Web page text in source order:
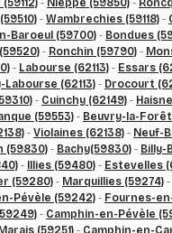
- Nieppe (59850) -
- Wambrechies (59118) -
Baroeul (59700) - Bondues
- Ronchin (59790) -
- Labourse (62113) - Essars
Labourse (62113) - Drocourt
- Cuinchy (62149) -
(59553) - Beuvry-la-Forêt
- Violaines (62138) - Neuf-
(59830) - Bachy(59830) - Billy-
- Illies (59480) - Estevelles
(59280) - Marquillies (59274) -
Pévèle (59242) - Fournes-
- Camphin-en-Pévèle
(59251) - Camphin-en-
de consentement pour les